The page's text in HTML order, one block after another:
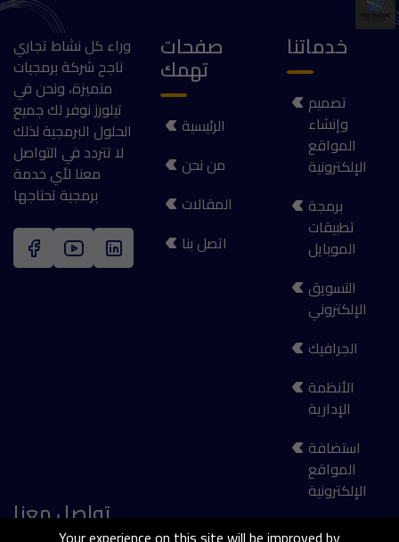
وراء كل نشاط تجاري
ناجح شركة برمجيات
متميزة، ونحن في
تيلورز نوفر لك جميع
الحلول البرمجية لذلك
لا تتردد في التواصل
معنا لأي خدمة
برمجية تحتاجها
صفحات
تهمك
الرئيسية
من نحن
المقالات
اتصل بنا
خدماتنا
تصميم
وإنشاء
المواقع
الإلكترونية
برمجة
تطبيقات
الموبايل
التسويق
الإلكتروني
الجرافيك
الأنظمة
الإدارية
استضافة
المواقع
الإلكترونية
تواصل معنا